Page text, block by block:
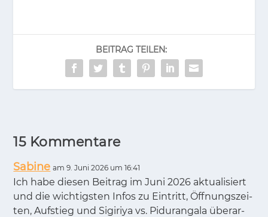
BEI­TRAG TEI­LEN:
15 Kommentare
Sabine am 9. Juni 2026 um 16:41
Ich habe die­sen Bei­trag im Juni 2026 ak­tua­li­siert
und die wich­tigs­ten In­fos zu Ein­tritt, Öff­nungs­zei­
ten, Auf­stieg und Si­gi­riya vs. Pi­duran­ga­la über­ar­